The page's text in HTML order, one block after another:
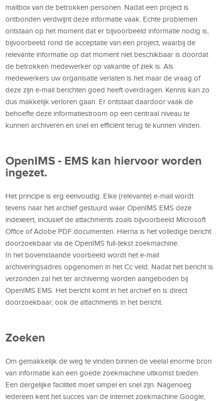
mailbox van de betrokken personen. Nadat een project is
ontbonden verdwijnt deze informatie vaak. Echte problemen
ontstaan op het moment dat er bijvoorbeeld informatie nodig is,
bijvoorbeeld rond de acceptatie van een project, waarbij de
relevante informatie op dat moment niet beschikbaar is doordat
de betrokken medewerker op vakantie of ziek is. Als
medewerkers uw organisatie verlaten is het maar de vraag of
deze zijn e-mail berichten goed heeft overdragen. Kennis kan zo
dus makkelijk verloren gaan. Er ontstaat daardoor vaak de
behoefte deze informatiestroom op een centraal niveau te
kunnen archiveren en snel en efficiënt terug te kunnen vinden.
OpenIMS - EMS kan hiervoor worden
ingezet.
Het principe is erg eenvoudig. Elke (relevante) e-mail wordt
tevens naar het archief gestuurd waar OpenIMS EMS deze
indexeert, inclusief de attachments zoals bijvoorbeeld Microsoft
Office of Adobe PDF documenten. Hierna is het volledige bericht
doorzoekbaar via de OpenIMS full-tekst zoekmachine.
In het bovenstaande voorbeeld wordt het e-mail
archiveringsadres opgenomen in het Cc veld. Nadat het bericht is
verzonden zal het ter archivering worden aangeboden bij
OpenIMS EMS. Het bericht komt in het archief en is direct
doorzoekbaar; ook de attachments in het bericht.
Zoeken
Om gemakkelijk de weg te vinden binnen de veelal enorme bron
van informatie kan een goede zoekmachine uitkomst bieden.
Een dergelijke faciliteit moet simpel en snel zijn. Nagenoeg
iedereen kent het succes van de internet zoekmachine Google,